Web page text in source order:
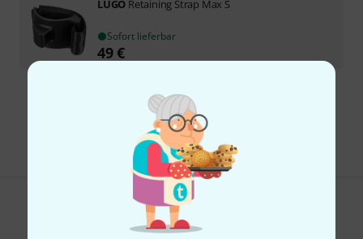
LUGO Retaining Strap Max S
Sofort lieferbar
49€
Kostenloser Versand ab 29 €
Alle Preise inkl. MwSt.
Gefällt Ihnen, was Sie sehen?